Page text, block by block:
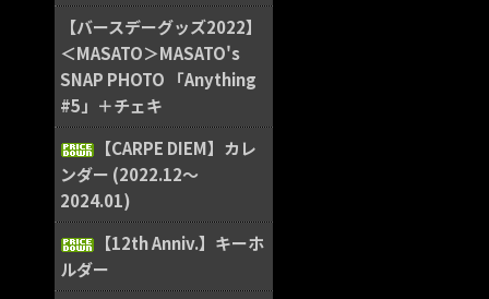
【バースデーグッズ2022】
＜MASATO＞MASATO's
SNAP PHOTO 「Anything
#5」＋チェキ
【CARPE DIEM】カレ
ンダー (2022.12〜
2024.01)
【12th Anniv.】キーホ
ルダー